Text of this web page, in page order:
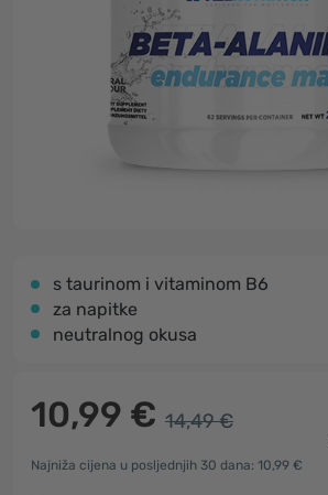
s taurinom i vitaminom B6
za napitke
neutralnog okusa
10,99 € 14,49 €
Najniža cijena u posljednjih 30 dana: 10,99 €